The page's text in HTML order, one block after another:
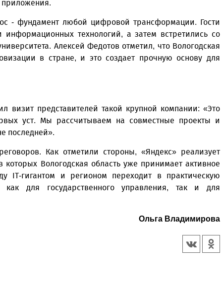
приложения.
- фундамент любой цифровой трансформации. Гости
технологий, а затем встретились со
Алексей Федотов отметил, что Вологодская
в стране, и это создает прочную основу для
визит представителей такой крупной компании: «Это
уст. Мы рассчитываем на совместные проекты и
последней».
Как отметили стороны, «Яндекс» реализует
Вологодская область уже принимает активное
IT-гигантом и регионом переходит в практическую
как для государственного управления, так и для
Ольга Владимирова